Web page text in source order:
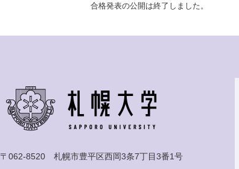
合格発表の公開は終了しました。
〒062-8520 札幌市豊平区西岡3条7丁目3番1号